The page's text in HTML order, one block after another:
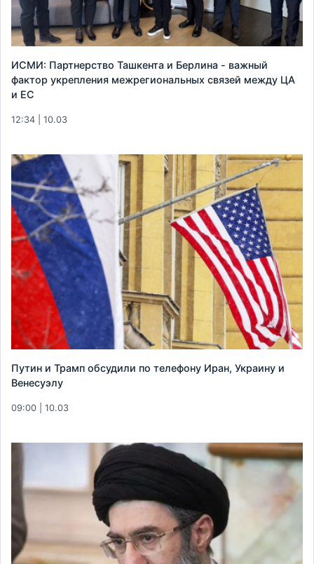
ИСМИ: Партнерство Ташкента и Берлина - важный
фактор укрепления межрегиональных связей между ЦА
и ЕС
12:34 | 10.03
Путин и Трамп обсудили по телефону Иран, Украину и
Венесуэлу
09:00 | 10.03